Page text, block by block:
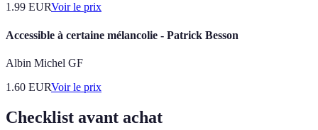
1.99 EURVoir le prix
Accessible à certaine mélancolie - Patrick Besson
Albin Michel GF
1.60 EURVoir le prix
Checklist avant achat